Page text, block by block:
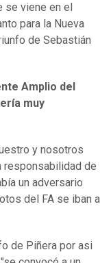
se viene en el
para la Nueva
de Sebastián
Amplio del
muy
y nosotros
responsabilidad de
un adversario
del FA se iban a
de Piñera por asi